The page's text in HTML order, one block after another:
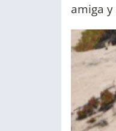
amiga